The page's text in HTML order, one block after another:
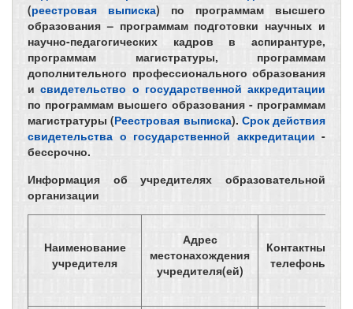
(реестровая выписка) по программам высшего
образования – программам подготовки научных и
научно-педагогических кадров в аспирантуре,
программам магистратуры, программам
дополнительного профессионального образования
исвидетельство о государственной аккредитации
по программам высшего образования - программам
магистратуры(Реестровая выписка). Срок действия
свидетельства о государственной аккредитации -
бессрочно.
Информация об учредителях образовательной
организации
Наименование
учредителя
Адрес
местонахождения
учредителя(ей)
Контактные
телефоны